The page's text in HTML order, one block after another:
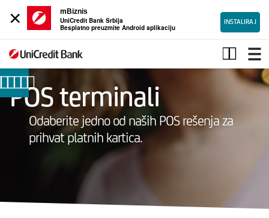
×
mBiznis
UniCredit Bank Srbija
Besplatno preuzmite Android aplikaciju
INSTALIRAJ
POS
terminali
POS terminali
Odaberite jedno od naših POS rešenja za
prihvat platnih kartica.